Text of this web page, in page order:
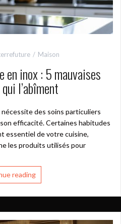
Maison
en inox : 5 mauvaises
l’abîment
des soins particuliers
efficacité. Certaines habitudes
essentiel de votre cuisine,
les produits utilisés pour
reading